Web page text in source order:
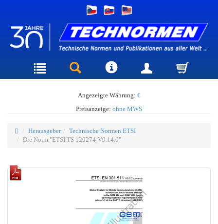
Angezeigte Währung: €
Preisanzeige: ohne MWS
Herausgeber
Technische Normen ETSI
Die Norm "ETSI TS 129274-V9.14.0"